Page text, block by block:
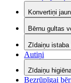
Konvertiņi
Bērnu gultas
Zīdaiņu
Autiņi
Zīdaiņu
Bezrūpīgai